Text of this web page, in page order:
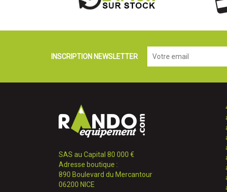
INSCRIPTION NEWSLETTER
SAS au Capital 80 000 €
Adresse boutique :
890 Boulevard du Mercantour
06200 NICE